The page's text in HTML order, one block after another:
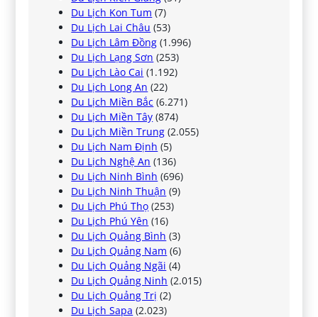
Du Lịch Kon Tum (7)
Du Lịch Lai Châu (53)
Du Lịch Lâm Đồng (1.996)
Du Lịch Lạng Sơn (253)
Du Lịch Lào Cai (1.192)
Du Lịch Long An (22)
Du Lịch Miền Bắc (6.271)
Du Lịch Miền Tây (874)
Du Lịch Miền Trung (2.055)
Du Lịch Nam Định (5)
Du Lịch Nghệ An (136)
Du Lịch Ninh Bình (696)
Du Lịch Ninh Thuận (9)
Du Lịch Phú Thọ (253)
Du Lịch Phú Yên (16)
Du Lịch Quảng Bình (3)
Du Lịch Quảng Nam (6)
Du Lịch Quảng Ngãi (4)
Du Lịch Quảng Ninh (2.015)
Du Lịch Quảng Trị (2)
Du Lịch Sapa (2.023)